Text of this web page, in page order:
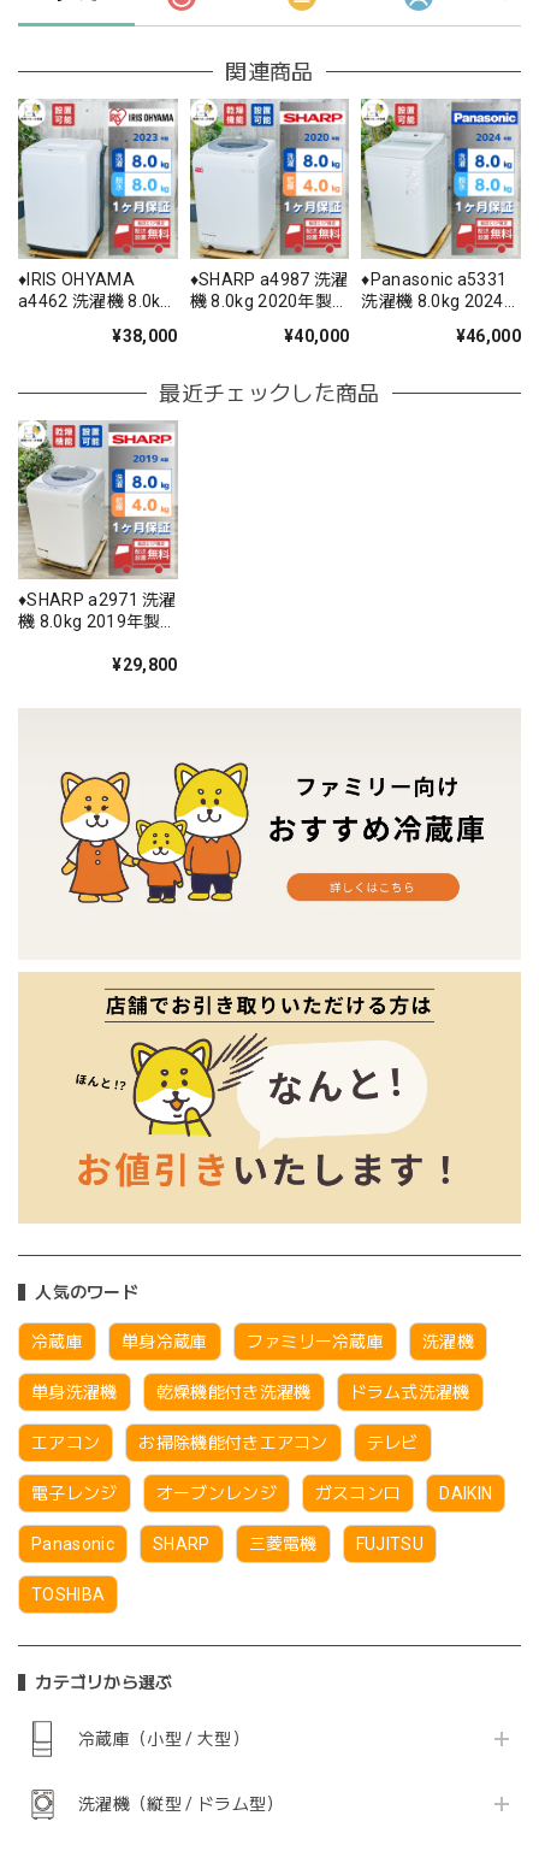
人気のワード
冷蔵庫 単身冷蔵庫 ファミリー冷蔵庫 洗濯機
単身洗濯機 乾燥機能付き洗濯機 ドラム式洗濯機
エアコン お掃除機能付きエアコン テレビ
電子レンジ オーブンレンジ ガスコンロ DAIKIN
Panasonic SHARP 三菱電機 FUJITSU
TOSHIBA
カテゴリから選ぶ
冷蔵庫（小型 / 大型）
洗濯機（縦型 / ドラム型）
関連商品
♦️IRIS OHYAMA
a4462 洗濯機 8.0kg
¥38,000
♦️SHARP a4987 洗濯
機 8.0kg 2020年製
¥40,000
♦️Panasonic a5331
洗濯機 8.0kg 2024
¥46,000
最近チェックした商品
♦️SHARP a2971 洗濯
機 8.0kg 2019年製
¥29,800